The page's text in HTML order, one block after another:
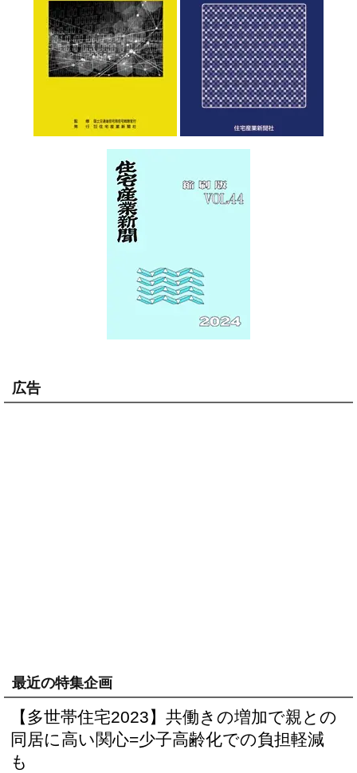
広告
最近の特集企画
【多世帯住宅2023】共働きの増加で親との
同居に高い関心=少子高齢化での負担軽減
も